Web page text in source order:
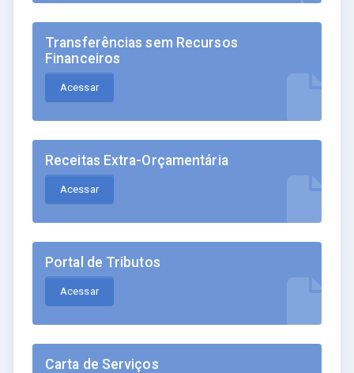
Transferências sem Recursos
Financeiros
Acessar
Receitas Extra-Orçamentária
Acessar
Portal de Tributos
Acessar
Carta de Serviços